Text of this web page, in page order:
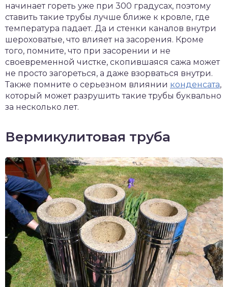
начинает гореть уже при 300 градусах, поэтому
ставить такие трубы лучше ближе к кровле, где
температура падает. Да и стенки каналов внутри
шероховатые, что влияет на засорения. Кроме
того, помните, что при засорении и не
своевременной чистке, скопившаяся сажа может
не просто загореться, а даже взорваться внутри.
Также помните о серьезном влиянии конденсата,
который может разрушить такие трубы буквально
за несколько лет.
Вермикулитовая труба